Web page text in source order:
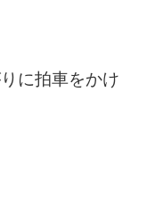
に拍車をかけ